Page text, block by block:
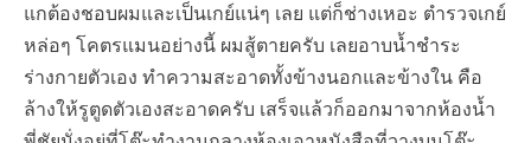
แกต้องชอบผมและเป็นเกย์แน่ๆ เลย แต่ก็ช่างเหอะ ตำรวจเกย์
หล่อๆ โคตรแมนอย่างนี้ ผมสู้ตายครับ เลยอาบน้ำชำระ
ร่างกายตัวเอง ทำความสะอาดทั้งข้างนอกและข้างใน คือ
ล้างให้รูตูดตัวเองสะอาดครับ เสร็จแล้วก็ออกมาจากห้องน้ำ